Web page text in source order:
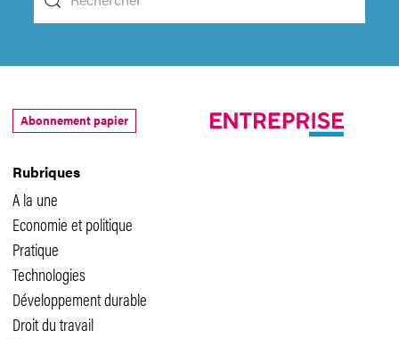
Rubriques
A la une
Economie et politique
Pratique
Technologies
Développement durable
Droit du travail
Abonnement papier